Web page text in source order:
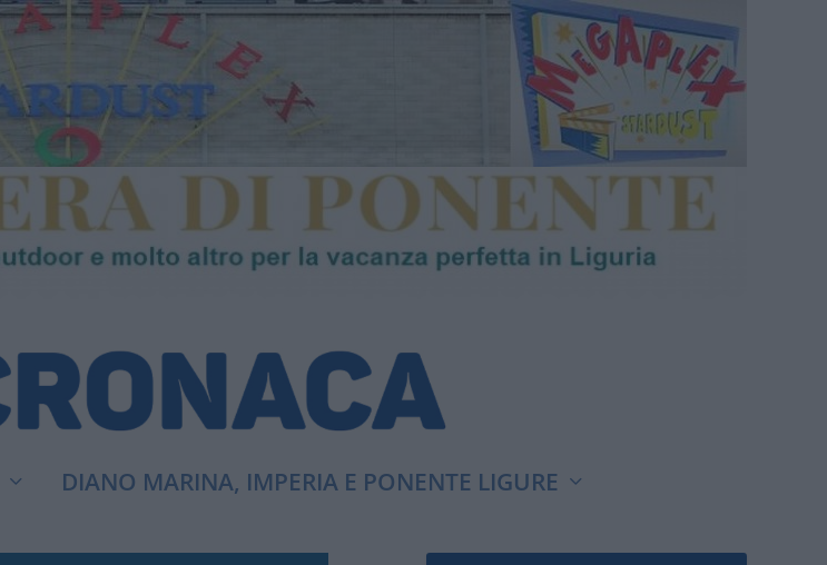
DIANO MARINA, IMPERIA E PONENTE LIGURE